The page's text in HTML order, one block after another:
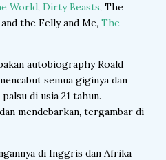
World, Dirty Beasts, The
the Felly and Me, The
autobiography Roald
semua giginya dan
di usia 21 tahun.
mendebarkan, tergambar di
di Inggris dan Afrika